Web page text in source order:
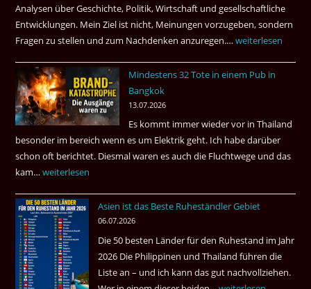
Analysen über Geschichte, Politik, Wirtschaft und gesellschaftliche
Entwicklungen. Mein Ziel ist nicht, Meinungen vorzugeben, sondern
Fragen zu stellen und zum Nachdenken anzuregen.…Russland
Was
können?
|
Helmut
fragt
weiterlesen
Mindestens 32 Tote in einem Pub in
Bangkok
13.07.2026
Es kommt immer wieder vor in Thailand
besonder im bereich wenn es um Elektrik geht. Ich habe darüber
schon oft berichtet. Diesmal waren es auch die Fluchtwege und das
kam…Mindestens
Tote
einem
Pub
weiterlesen
Asien ist das Beste Ruheständler Gebiet
06.07.2026
Die 50 besten Länder für den Ruhestand im Jahr
2026 Die Philippinen und Thailand führen die
Liste an – und ich kann das gut nachvollziehen.